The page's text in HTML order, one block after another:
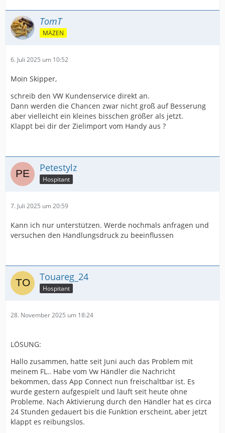
TomT
MÄZEN
6. Juli 2025 um 10:52
Moin Skipper,
schreib den VW Kundenservice direkt an.
Dann werden die Chancen zwar nicht groß auf Besserung
aber vielleicht ein kleines bisschen größer als jetzt.
Klappt bei dir der Zielimport vom Handy aus ?
Petestylz
Hospitant
7. Juli 2025 um 20:59
Kann ich nur unterstützen. Werde nochmals anfragen und
versuchen den Handlungsdruck zu beeinflussen
Touareg_24
Hospitant
28. November 2025 um 18:24
LÖSUNG:
Hallo zusammen, hatte seit Juni auch das Problem mit
meinem FL.. Habe vom Vw Händler die Nachricht
bekommen, dass App Connect nun freischaltbar ist. Es
wurde gestern aufgespielt und läuft seit heute ohne
Probleme. Nach Aktivierung durch den Händler hat es circa
24 Stunden gedauert bis die Funktion erscheint, aber jetzt
klappt es reibungslos.